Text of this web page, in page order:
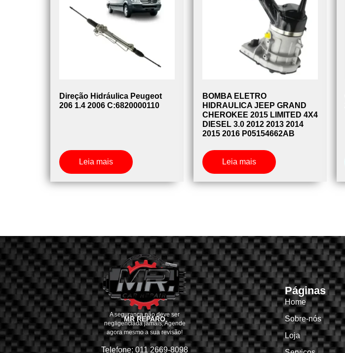
Direção Hidráulica Peugeot
206 1.4 2006 C:6820000110
Leia mais
BOMBA ELETRO
HIDRAULICA JEEP GRAND
CHEROKEE 2015 LIMITED 4X4
DIESEL 3.0 2012 2013 2014
2015 2016 P05154662AB
Leia mais
MR REPARO
A segurança não deve ser
negligenciada jamais, Agende
agora mesmo a sua revisão!
Telefone: 011 2669-8098
Páginas
Home
Sobre-nós
Loja